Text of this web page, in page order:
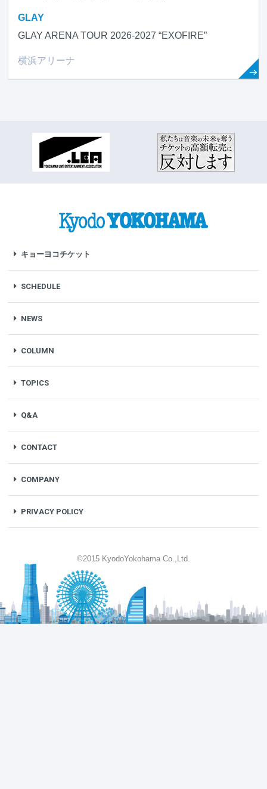
GLAY
GLAY ARENA TOUR 2026-2027 “EXOFIRE”
横浜アリーナ
キョーヨコチケット
SCHEDULE
NEWS
COLUMN
TOPICS
Q&A
CONTACT
COMPANY
PRIVACY POLICY
©2015 KyodoYokohama Co.,Ltd.